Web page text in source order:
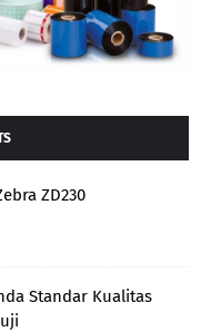
ZD230
Standar Kualitas